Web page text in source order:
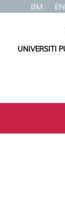
BM EN
UNIVERSITI